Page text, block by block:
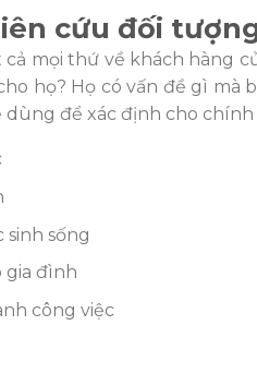
cứu đối tư
cả mọi thứ về khách hàng
họ? Họ có vấn đề gì mà
dùng để xác định cho chính
sinh sống
gia đình
công việc